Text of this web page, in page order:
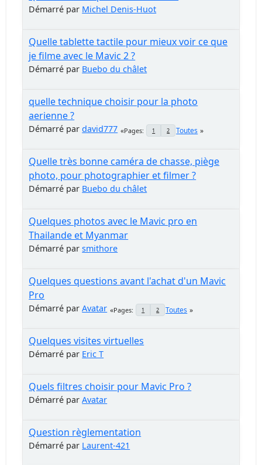
Démarré par Michel Denis-Huot
Quelle tablette tactile pour mieux voir ce que
je filme avec le Mavic 2 ?
Démarré par Buebo du châlet
quelle technique choisir pour la photo
aerienne ?
Démarré pardavid777 Pages 1 2 Toutes
Quelle très bonne caméra de chasse, piège
photo, pour photographier et filmer ?
Démarré par Buebo du châlet
Quelques photos avec le Mavic pro en
Thailande et Myanmar
Démarré parsmithore
Quelques questions avant l'achat d'un Mavic
Pro
Démarré parAvatar Pages 1 2 Toutes
Quelques visites virtuelles
Démarré par Eric T
Quels filtres choisir pour Mavic Pro ?
Démarré parAvatar
Question règlementation
Démarré par Laurent-421